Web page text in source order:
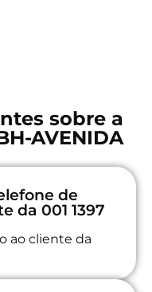
sobre a
AVENIDA
de
da 001 1397
ao cliente da